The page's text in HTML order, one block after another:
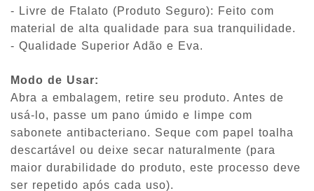
- Livre de Ftalato (Produto Seguro): Feito com
material de alta qualidade para sua tranquilidade.
- Qualidade Superior Adão e Eva.
Modo de Usar:
Abra a embalagem, retire seu produto. Antes de
usá-lo, passe um pano úmido e limpe com
sabonete antibacteriano. Seque com papel toalha
descartável ou deixe secar naturalmente (para
maior durabilidade do produto, este processo deve
ser repetido após cada uso).